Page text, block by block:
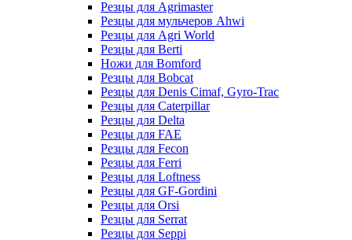
Резцы для Agrimaster
Резцы для мульчеров Ahwi
Резцы для Agri World
Резцы для Berti
Ножи для Bomford
Резцы для Bobcat
Резцы для Denis Cimaf, Gyro-Trac
Резцы для Caterpillar
Резцы для Delta
Резцы для FAE
Резцы для Fecon
Резцы для Ferri
Резцы для Loftness
Резцы для GF-Gordini
Резцы для Orsi
Резцы для Serrat
Резцы для Seppi